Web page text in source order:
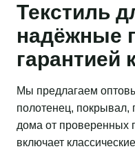
Текстиль
надёжные
гарантией
Мы предлагаем
полотенец, покрывал,
дома от проверенных
включает